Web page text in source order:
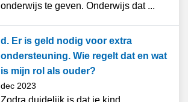
onderwijs te geven. Onderwijs dat ...
d. Er is geld nodig voor extra
ondersteuning. Wie regelt dat en wat
is mijn rol als ouder?
dec 2023
Zodra duidelijk is dat je kind